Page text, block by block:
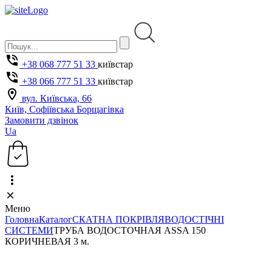
+38 068 777 51 33 київстар
+38 066 777 51 33 київстар
вул. Київська, 66
Київ, Софіївська Борщагівка
Замовити дзвінок
Ua
Меню
ГоловнаКаталогСКАТНА ПОКРІВЛЯВОДОСТІЧНІ
СИСТЕМИТРУБА ВОДОСТОЧНАЯ ASSA 150
КОРИЧНЕВАЯ 3 м.